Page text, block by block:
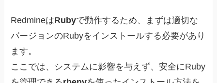
RedmineはRubyで動作するため、まずは適切な
バージョンのRubyをインストールする必要があり
ます。
ここでは、システムに影響を与えず、安全にRuby